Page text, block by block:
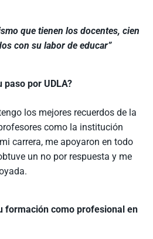
que tienen los docentes, cien
con su labor de educar”
paso por UDLA?
los mejores recuerdos de la
como la institución
carrera, me apoyaron en todo
un no por respuesta y me
formación como profesional en